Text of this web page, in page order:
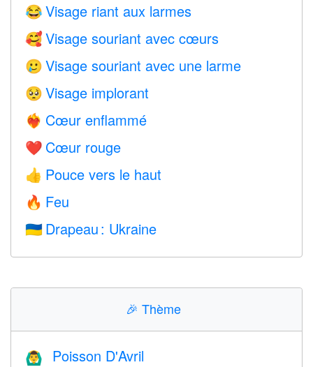
😂 Visage riant aux larmes
🥰 Visage souriant avec cœurs
🥲 Visage souriant avec une larme
🥺 Visage implorant
❤️‍🔥 Cœur enflammé
❤️ Cœur rouge
👍 Pouce vers le haut
🔥 Feu
🇺🇦 Drapeau : Ukraine
🎉 Thème
🙆‍♂️ Poisson D'Avril